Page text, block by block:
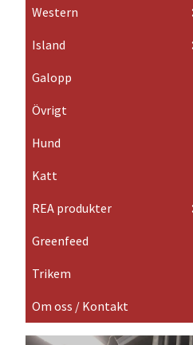
Western
Island
Galopp
Övrigt
Hund
Katt
REA produkter
Greenfeed
Trikem
Om oss / Kontakt